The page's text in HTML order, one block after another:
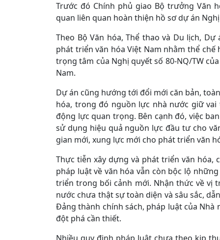
Trước đó Chính phủ giao Bộ trưởng Văn
quan liên quan hoàn thiện hồ sơ dự án
Theo Bộ Văn hóa, Thể thao và Du lịch,
phát triển văn hóa Việt Nam nhằm thể
trọng tâm của Nghị quyết số 80-NQ/TW
Nam.
Dự án cũng hướng tới đổi mới căn bản,
hóa, trong đó nguồn lực nhà nước giữ
động lực quan trọng. Bên cạnh đó, việc
sử dụng hiệu quả nguồn lực đầu tư cho
gian mới, xung lực mới cho phát triển văn
Thực tiễn xây dựng và phát triển văn hóa,
pháp luật về văn hóa vẫn còn bộc lộ
triển trong bối cảnh mới. Nhận thức về vị
nước chưa thật sự toàn diện và sâu sắc,
Đảng thành chính sách, pháp luật của
đột phá cần thiết.